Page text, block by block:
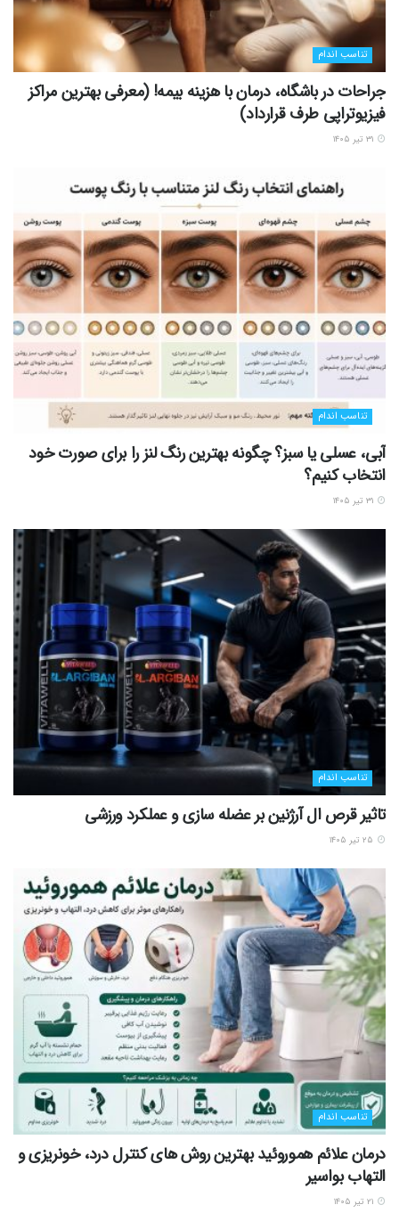
تناسب اندام
جراحات در باشگاه، درمان با هزینه بیمه! (معرفی بهترین مراکز
فیزیوتراپی طرف قرارداد)
تناسب اندام
آبی، عسلی یا سبز؟ چگونه بهترین رنگ لنز را برای صورت خود
انتخاب کنیم؟
تناسب اندام
تاثیر قرص ال آرژنین بر عضله سازی و عملکرد ورزشی
تناسب اندام
درمان علائم هموروئید بهترین روش های کنترل درد، خونریزی و
التهاب بواسیر